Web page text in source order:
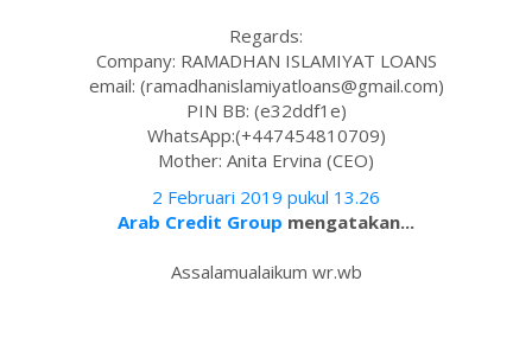
Regards:
Company: RAMADHAN ISLAMIYAT LOANS
email: (ramadhanislamiyatloans@gmail.com)
PIN BB: (e32ddf1e)
WhatsApp:(+447454810709)
Mother: Anita Ervina (CEO)
2 Februari 2019 pukul 13.26
Arab Credit Group mengatakan...
Assalamualaikum wr.wb